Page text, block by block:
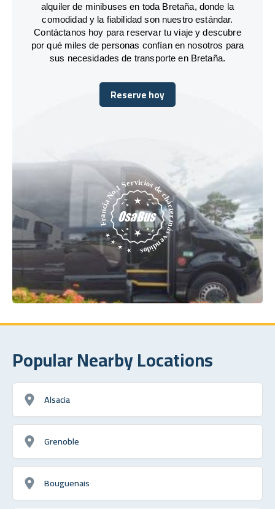
alquiler de minibuses en toda Bretaña, donde la
comodidad y la fiabilidad son nuestro estándar.
Contáctanos hoy para reservar tu viaje y descubre
por qué miles de personas confían en nosotros para
sus necesidades de transporte en Bretaña.
Reserve hoy
Reserve hoy
Popular Nearby Locations
Alsacia
Grenoble
Bouguenais